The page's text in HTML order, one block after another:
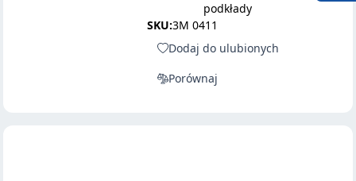
podkłady
SKU:3M 0411
Dodaj do ulubionych
Porównaj